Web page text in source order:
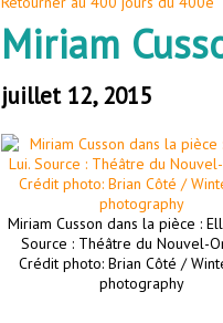
Miriam
juillet 12, 2015
Miriam Cusson dans la pièce :
Source : Théâtre du Nouvel-
Crédit photo: Brian Côté /
photography